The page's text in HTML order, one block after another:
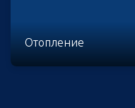
Отопление